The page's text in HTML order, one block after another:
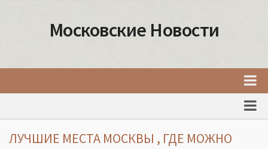
Московские Новости
ЛУЧШИЕ МЕСТА МОСКВЫ , ГДЕ МОЖНО